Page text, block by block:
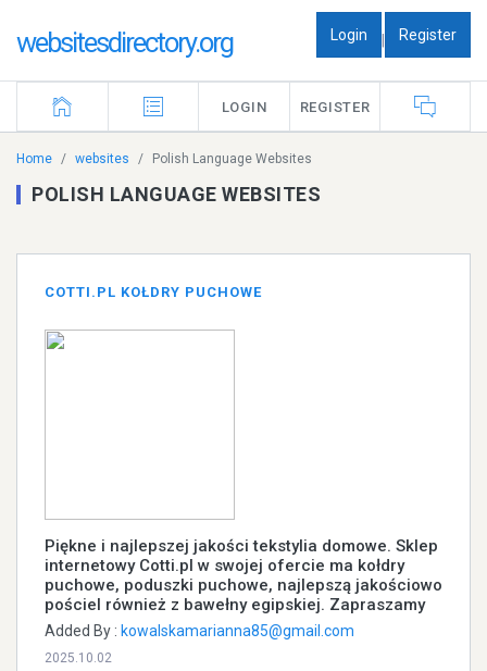
websitesdirectory.org Login | Register
LOGIN REGISTER
Home websites Polish Language Websites
POLISH LANGUAGE WEBSITES
COTTI.PL KOŁDRY PUCHOWE
Piękne i najlepszej jakości tekstylia domowe. Sklep
internetowy Cotti.pl w swojej ofercie ma kołdry
puchowe, poduszki puchowe, najlepszą jakościowo
pościel również z bawełny egipskiej. Zapraszamy
Added By : kowalskamarianna85@gmail.com
2025.10.02